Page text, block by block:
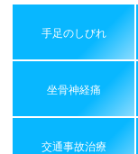
手足のしびれ
坐骨神経痛
交通事故治療